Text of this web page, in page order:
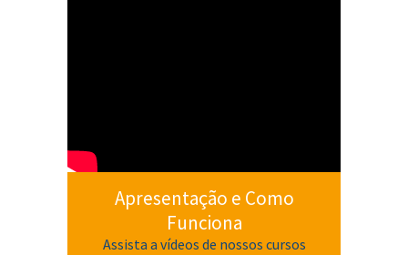
Apresentação e Como
Funciona
Assista a vídeos de nossos cursos